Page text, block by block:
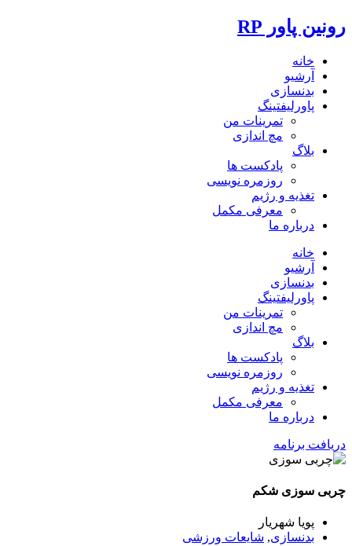
رونین پاور RP
خانه
آرشیو
بدنسازی
پاورلیفتینگ
تمرینات من
مچ اندازی
بلاگ
پادکست ها
روزمره نویسی
تغذیه و رژیم
معرفی مکمل
درباره ما
خانه
آرشیو
بدنسازی
پاورلیفتینگ
تمرینات من
مچ اندازی
بلاگ
پادکست ها
روزمره نویسی
تغذیه و رژیم
معرفی مکمل
درباره ما
دریافت برنامه
چربی سوزی شکم
پویا شهریار
بدنسازی, شایعات ورزشی